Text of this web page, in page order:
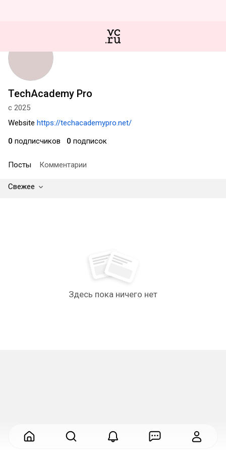
TechAcademy Pro
с 2025
Website https://techacademypro.net/
0 подписчиков 0 подписок
Посты Комментарии
Свежее
Здесь пока ничего нет